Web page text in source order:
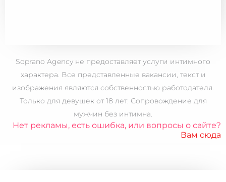
Soprano Agency не предоставляет услуги интимного
характера. Все представленные вакансии, текст и
изображения являются собственностью работодателя.
Только для девушек от 18 лет. Сопровождение для
мужчин без интимна.
Нет рекламы, есть ошибка, или вопросы о сайте?
Вам сюда